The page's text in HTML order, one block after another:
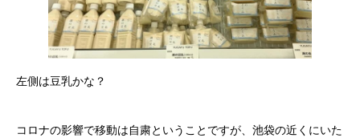
左側は豆乳かな？
コロナの影響で移動は自粛ということですが、池袋の近くにいた